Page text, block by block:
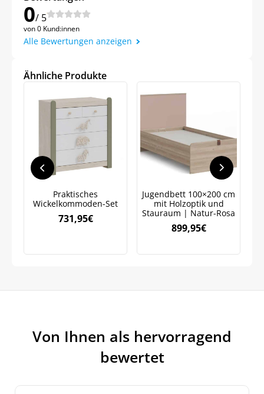
0/ 5
von 0 Kund:innen
Alle Bewertungen anzeigen
Ähnliche Produkte
Praktisches
Wickelkommoden-Set
731,95€
Jugendbett 100×200 cm
mit Holzoptik und
Stauraum | Natur-Rosa
899,95€
Von Ihnen als hervorragend
bewertet
Jetzt
auf Ihre erste Bestellung sichern!
Meinen Code senden
Bleiben Sie auf dem Laufenden über
Neuigkeiten und Angebote.
Weitere Informationen darüber, wie wir Ihre Daten für
Marketingkommunikation verarbeiten. Lesen Sie unsere